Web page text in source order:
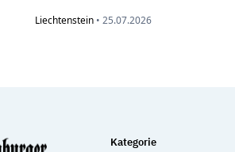
Liechtenstein • 25.07.2026
Kategorie